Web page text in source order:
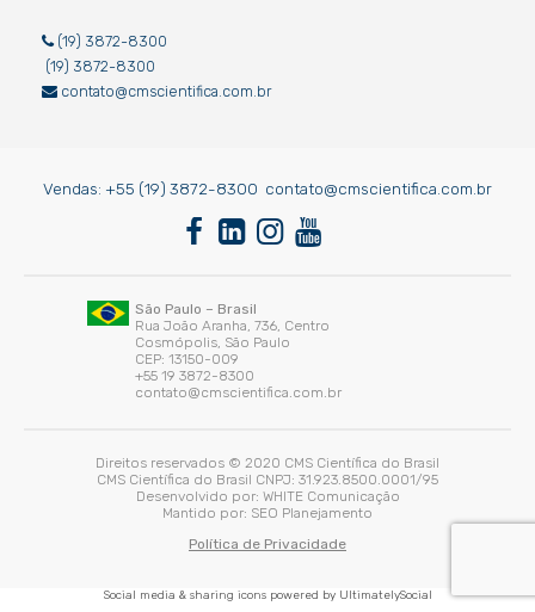
(19) 3872-8300
(19) 3872-8300
contato@cmscientifica.com.br
Vendas: +55 (19) 3872-8300 contato@cmscientifica.com.br
Direitos reservados © 2020 CMS Científica do Brasil
CMS Científica do Brasil CNPJ: 31.923.8500.0001/95
Desenvolvido por: WHITE Comunicação
Mantido por: SEO Planejamento
Política de Privacidade
São Paulo – Brasil
Rua João Aranha, 736, Centro
Cosmópolis, São Paulo
CEP: 13150-009
+55 19 3872-8300
contato@cmscientifica.com.br
Social media & sharing icons powered by UltimatelySocial